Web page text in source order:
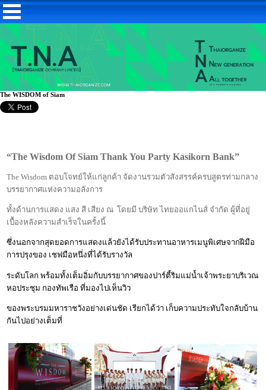
The WISDOM of Siam
“The Wisdom Of Siam Thank You Party Kasikorn Bank”
The Wisdom ตอบโจทย์ให้แก่ลูกค้า จัดงานรวมตัวสังสรรค์ครบสูตรท่ามกลาง
บรรยากาศแห่งความอลังการ
ทั้งด้านการแสดง แสง สี เสียง ณ โดยมี บริษัท ไทยออแกไนส์ จำกัด ผู้ที่อยู่
เบื้องหลังความสำเร็จในครั้งนี้
ซึ่งนอกจากสุดยอดการแสดงแล้วยังได้รับประทานอาหารเมนูพิเศษจากฝีมือ
การปรุงของ เชฟมือหนึ่งที่ได้รับรางวัล
ระดับโลก พร้อมทั้งเต็มอิ่มกับบรรยากาศของปาร์ตี้ริมแม่น้ำเจ้าพระยาบริเวณ
หอประชุม กองทัพเรือ ที่มองไปเห็นวิว
ของพระบรมมหาราชวังอย่างเด่นชัด เรียกได้ว่า เก็บความประทับใจกลับบ้าน
กันไปอย่างเต็มที่